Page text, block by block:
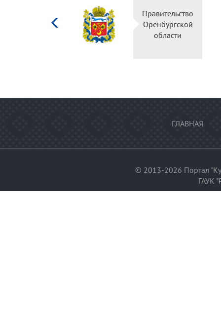
Правительство
Оренбургской
области
ГЛАВНАЯ
© 2013-2026 Портал
ГАУК